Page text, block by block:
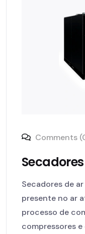
Comments
Secadores de
presente no ar
processo de
compressores